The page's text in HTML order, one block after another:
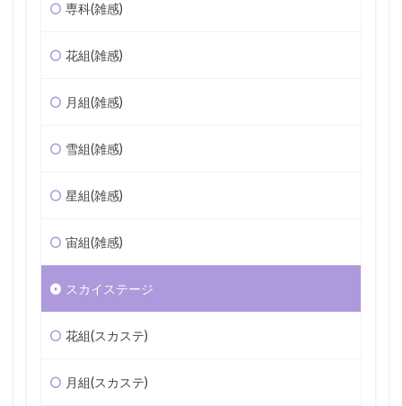
専科(雑感)
花組(雑感)
月組(雑感)
雪組(雑感)
星組(雑感)
宙組(雑感)
スカイステージ
花組(スカステ)
月組(スカステ)